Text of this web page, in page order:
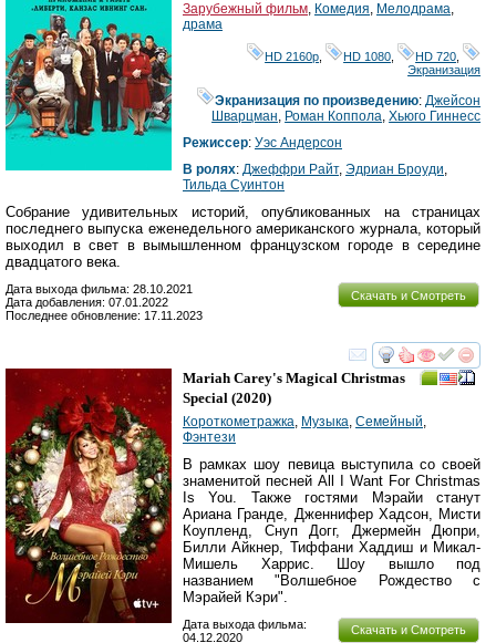
Зарубежный фильм, Комедия, Мелодрама,
драма
HD 2160р HD 1080 HD 720
Экранизация
Экранизация по произведению:Джейсон
Шварцман, Роман Коппола,Хьюго Гиннесс
Режиссер: Уэс Андерсон
В ролях: Джеффри Райт, Эдриан Броуди,
Тильда Суинтон
Собрание удивительных историй, опубликованных на страницах
последнего выпуска еженедельного американского журнала, который
выходил в свет в вымышленном французском городе в середине
двадцатого века.
Скачать и Смотреть
Дата выхода фильма: 28.10.2021
Дата добавления: 07.01.2022
Последнее обновление: 17.11.2023
смотреть
Mariah Carey's Magical Christmas
Special (2020)
Короткометражка, Музыка, Семейный,
Фэнтези
В рамках шоу певица выступила со своей
знаменитой песней All I Want For Christmas
Is You. Также гостями Мэрайи станут
Ариана Гранде, Дженнифер Хадсон, Мисти
Коупленд, Снуп Догг, Джермейн Дюпри,
Билли Айкнер, Тиффани Хаддиш и Микал-
Мишель Харрис. Шоу вышло под
названием "Волшебное Рождество с
Мэрайей Кэри".
Скачать и Смотреть
Дата выхода фильма:
04.12.2020